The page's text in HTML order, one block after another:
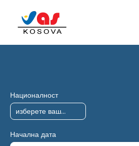
Националност
Начална дата